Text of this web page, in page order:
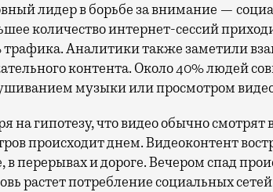
лидер в борьбе за внимание —
количество интернет-сессий
трафика. Аналитики также заметили
контента. Около 40% людей
музыки или просмотром
на гипотезу, что видео обычно
происходит днем. Видеоконтент
перерывах и дороге. Вечером спад
растет потребление социальных